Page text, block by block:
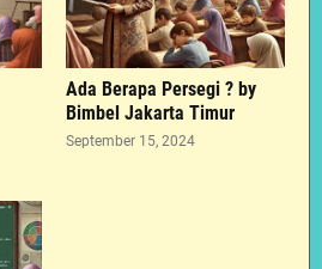
Ada Berapa Persegi ? by
Bimbel Jakarta Timur
September 15, 2024